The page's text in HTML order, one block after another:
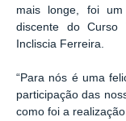
mais longe, foi
discente do Curso
Incliscia Ferreira.
“Para nós é uma
participação das
como foi a